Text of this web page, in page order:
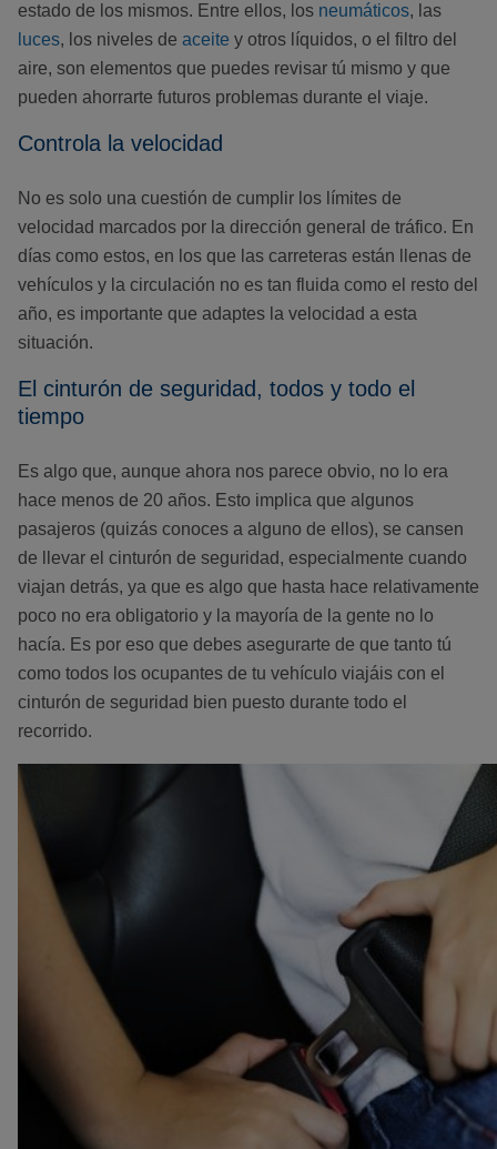
estado de los mismos. Entre ellos, los neumáticos, las
luces, los niveles de aceite y otros líquidos, o el filtro del
aire, son elementos que puedes revisar tú mismo y que
pueden ahorrarte futuros problemas durante el viaje.
Controla la velocidad
No es solo una cuestión de cumplir los límites de
velocidad marcados por la dirección general de tráfico. En
días como estos, en los que las carreteras están llenas de
vehículos y la circulación no es tan fluida como el resto del
año, es importante que adaptes la velocidad a esta
situación.
El cinturón de seguridad, todos y todo el
tiempo
Es algo que, aunque ahora nos parece obvio, no lo era
hace menos de 20 años. Esto implica que algunos
pasajeros (quizás conoces a alguno de ellos), se cansen
de llevar el cinturón de seguridad, especialmente cuando
viajan detrás, ya que es algo que hasta hace relativamente
poco no era obligatorio y la mayoría de la gente no lo
hacía. Es por eso que debes asegurarte de que tanto tú
como todos los ocupantes de tu vehículo viajáis con el
cinturón de seguridad bien puesto durante todo el
recorrido.